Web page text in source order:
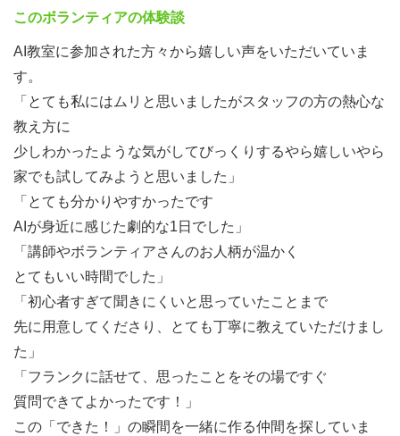
・AI経験不問！
このボランティアの体験談
AI教室に参加された方々から嬉しい声をいただいていま
す。
「とても私にはムリと思いましたがスタッフの方の熱心な
教え方に
少しわかったような気がしてびっくりするやら嬉しいやら
家でも試してみようと思いました」
「とても分かりやすかったです
AIが身近に感じた劇的な1日でした」
「講師やボランティアさんのお人柄が温かく
とてもいい時間でした」
「初心者すぎて聞きにくいと思っていたことまで
先に用意してくださり、とても丁寧に教えていただけまし
た」
「フランクに話せて、思ったことをその場ですぐ
質問できてよかったです！」
この「できた！」の瞬間を一緒に作る仲間を探していま